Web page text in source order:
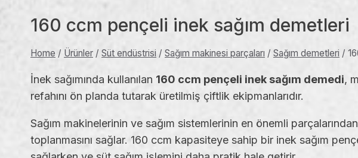
160 ccm pençeli inek sağım demetleri
Home / Ürünler / Süt endüstrisi / Sağım makinesi parçaları / Sağım demetleri /
İnek sağımında kullanılan 160 ccm pençeli inek sağım demedi,
refahını ön planda tutarak üretilmiş çiftlik ekipmanlarıdır.
Sağım makinelerinin ve sağım sistemlerinin en önemli
toplanmasını sağlar. 160 ccm kapasiteye sahip bir inek sağım